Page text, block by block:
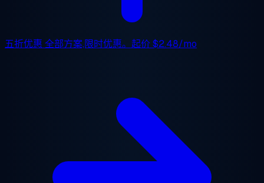
五折优惠 全部方案,限时优惠。起价$2.48/mo